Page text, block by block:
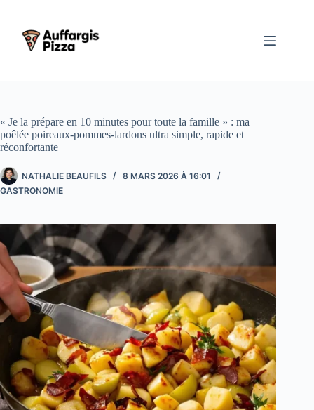
contenu
« Je la prépare en 10 minutes pour toute la famille » : ma
poêlée poireaux-pommes-lardons ultra simple, rapide et
réconfortante
NATHALIE BEAUFILS
8 MARS 2026 À 16:01
GASTRONOMIE